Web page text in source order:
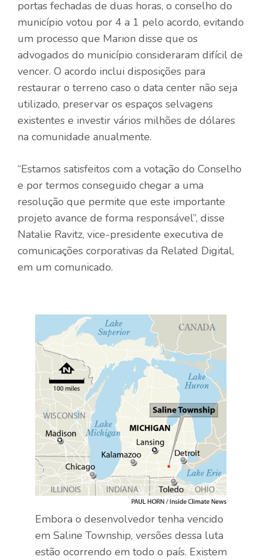
portas fechadas de duas horas, o conselho do
município votou por 4 a 1 pelo acordo, evitando
um processo que Marion disse que os
advogados do município consideraram difícil de
vencer. O acordo inclui disposições para
restaurar o terreno caso o data center não seja
utilizado, preservar os espaços selvagens
existentes e investir vários milhões de dólares
na comunidade anualmente.
“Estamos satisfeitos com a votação do Conselho
e por termos conseguido chegar a uma
resolução que permite que este importante
projeto avance de forma responsável”, disse
Natalie Ravitz, vice-presidente executiva de
comunicações corporativas da Related Digital,
em um comunicado.
Embora o desenvolvedor tenha vencido
em Saline Township, versões dessa luta
estão ocorrendo em todo o país. Existem